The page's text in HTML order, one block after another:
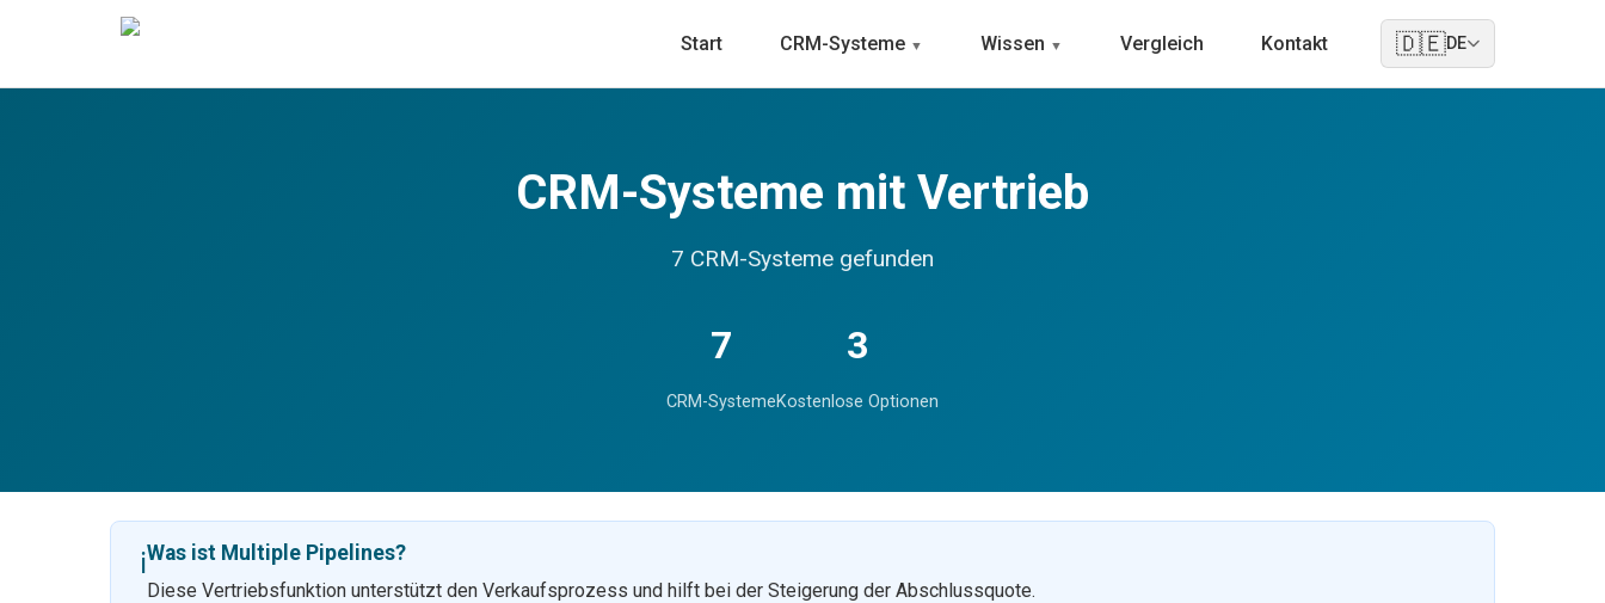
Start CRM-Systeme Wissen Vergleich Kontakt 🇩🇪DE
CRM-Systeme mit Vertrieb
7 CRM-Systeme gefunden
7
CRM-Systeme
3
Kostenlose Optionen
ℹ️Was ist Multiple Pipelines?
Diese Vertriebsfunktion unterstützt den Verkaufsprozess und hilft bei der Steigerung der Abschlussquote.